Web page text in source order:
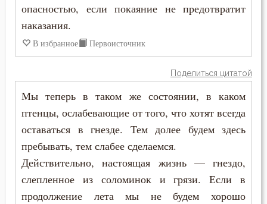
Забота
Загробная жизнь
Закон Божий
Заповеди
Здоровье
Никита Стифат
Никон Оптинский (Беляев)
Нил Синайский
Нил Сорский
Паисий (Величковский)
опасностью, если покаяние не предотвратит
наказания.
В избранное Первоисточник
Поделиться цитатой
Мы теперь в таком же состоянии, в каком
птенцы, ослабевающие от того, что хотят всегда
оставаться в гнезде. Тем долее будем здесь
пребывать, тем слабее сделаемся.
Действительно, настоящая жизнь — гнездо,
слепленное из соломинок и грязи. Если в
продолжение лета мы не будем хорошо